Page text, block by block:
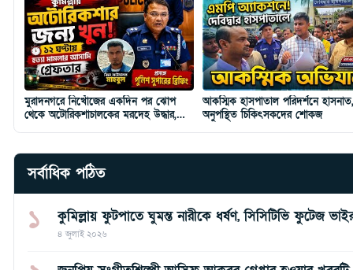
মুরাদনগরে নিখোঁজের একদিন পর ঝোপ
থেকে অটোরিকশাচালকের মরদেহ উদ্ধার,
আকস্মিক হাসপাতাল পরিদর্শনে
অনুপস্থিত চিকিৎসকদের শোকজ
সর্বাধিক পঠিত
১ কুমিল্লায় ফুটপাতে ঘুমন্ত নারীকে ধর্ষণ, সিসিটিভি ফুটেজ
৪ জুলাই ২০২৬